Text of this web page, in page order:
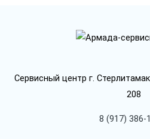
Сервисный центр г.
208
8 (917) 386-